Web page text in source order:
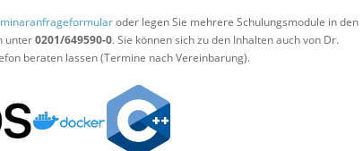
oder legen Sie mehrere Schulungsmodule in den
unter0201/649590-0. Sie können sich zu den Inhalten auch von Dr.
beraten lassen (Termine nach Vereinbarung).